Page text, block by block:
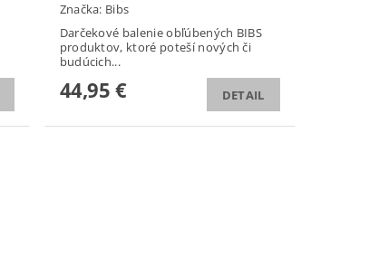
Značka: Bibs
Darčekové balenie obľúbených BIBS
produktov, ktoré poteší nových či
budúcich...
44,95 € DETAIL